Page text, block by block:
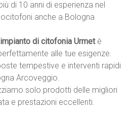
di 10 anni di esperienza nel
anche a Bologna
impianto di citofonia Urmetè
alle tue esigenze.
tempestive e interventi rapidi
Arcoveggio.
solo prodotti delle migliori
e prestazioni eccellenti.